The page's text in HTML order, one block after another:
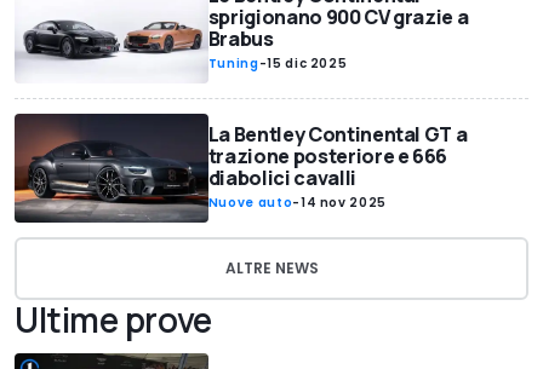
sprigionano 900 CV grazie a
Brabus
Tuning-15 dic 2025
La Bentley Continental GT a
trazione posteriore e 666
diabolici cavalli
Nuove auto-14 nov 2025
ALTRE NEWS
Ultime prove